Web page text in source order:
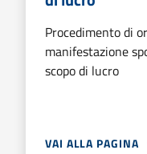
Procedimento di
manifestazione
scopo di lucro
VAI ALLA PAGINA